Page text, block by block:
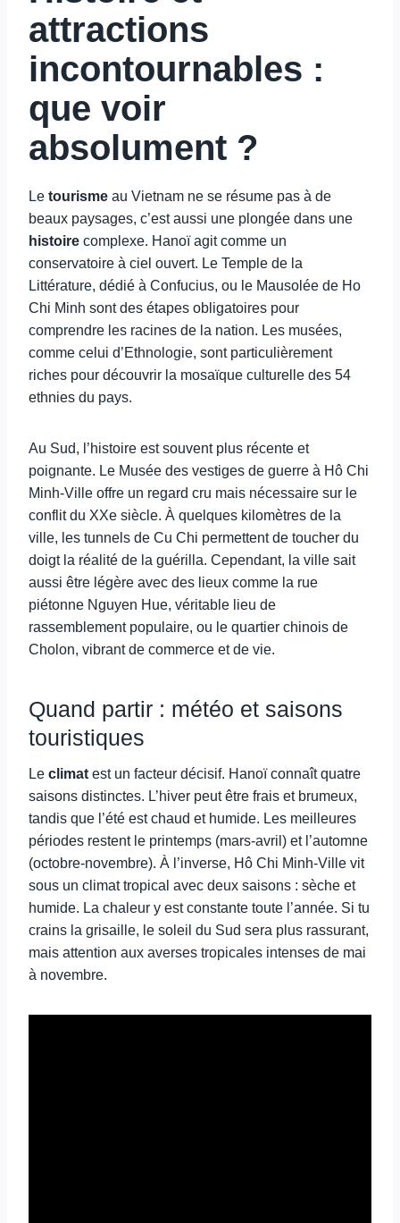
attractions
incontournables :
que voir
absolument ?
Le tourisme au Vietnam ne se résume pas à de
beaux paysages, c’est aussi une plongée dans une
histoire complexe. Hanoï agit comme un
conservatoire à ciel ouvert. Le Temple de la
Littérature, dédié à Confucius, ou le Mausolée de Ho
Chi Minh sont des étapes obligatoires pour
comprendre les racines de la nation. Les musées,
comme celui d’Ethnologie, sont particulièrement
riches pour découvrir la mosaïque culturelle des 54
ethnies du pays.
Au Sud, l’histoire est souvent plus récente et
poignante. Le Musée des vestiges de guerre à Hô Chi
Minh-Ville offre un regard cru mais nécessaire sur le
conflit du XXe siècle. À quelques kilomètres de la
ville, les tunnels de Cu Chi permettent de toucher du
doigt la réalité de la guérilla. Cependant, la ville sait
aussi être légère avec des lieux comme la rue
piétonne Nguyen Hue, véritable lieu de
rassemblement populaire, ou le quartier chinois de
Cholon, vibrant de commerce et de vie.
Quand partir : météo et saisons
touristiques
Le climat est un facteur décisif. Hanoï connaît quatre
saisons distinctes. L’hiver peut être frais et brumeux,
tandis que l’été est chaud et humide. Les meilleures
périodes restent le printemps (mars-avril) et l’automne
(octobre-novembre). À l’inverse, Hô Chi Minh-Ville vit
sous un climat tropical avec deux saisons : sèche et
humide. La chaleur y est constante toute l’année. Si tu
crains la grisaille, le soleil du Sud sera plus rassurant,
mais attention aux averses tropicales intenses de mai
à novembre.